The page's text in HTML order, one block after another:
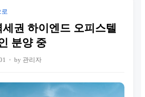
권 하이엔드 오피스텔
분양 중
by 관리자